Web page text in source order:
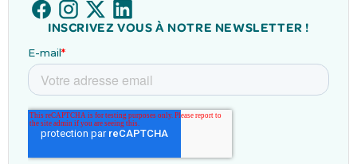
INSCRIVEZ VOUS À NOTRE NEWSLETTER !